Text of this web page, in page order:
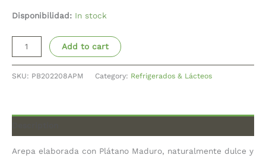
Disponibilidad: In stock
Add to cart
SKU: PB202208APM Category: Refrigerados & Lácteos
Arepa elaborada con Plátano Maduro, naturalmente dulce y